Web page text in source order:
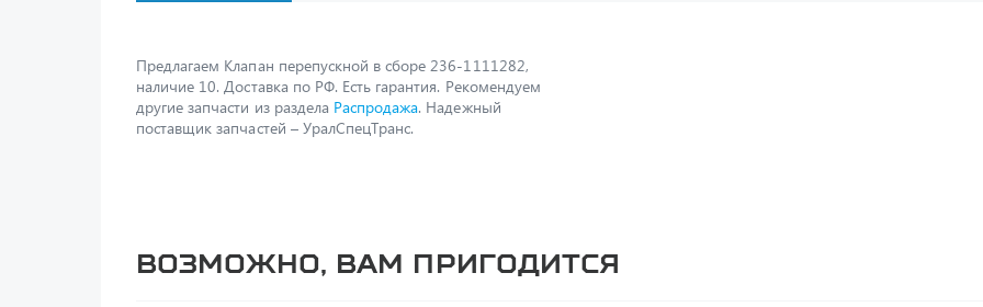
Предлагаем Клапан перепускной в сборе 236-1111282,
наличие 10. Доставка по РФ. Есть гарантия. Рекомендуем
другие запчасти из раздела Распродажа. Надежный
поставщик запчастей – УралСпецТранс.
Возможно, вам пригодится